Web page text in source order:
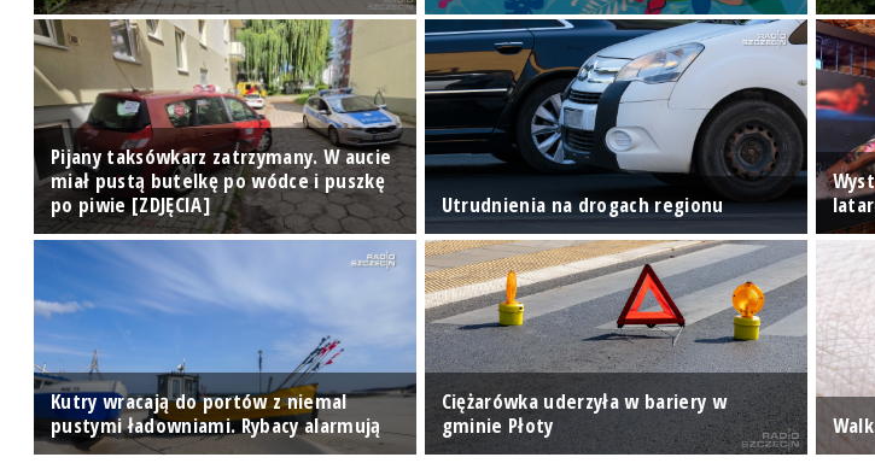
Pijany taksówkarz zatrzymany. W aucie
miał pustą butelkę po wódce i puszkę
po piwie [ZDJĘCIA]
Utrudnienia na drogach regionu
Kutry wracają do portów z niemal
pustymi ładowniami. Rybacy alarmują
Ciężarówka uderzyła w bariery w
gminie Płoty